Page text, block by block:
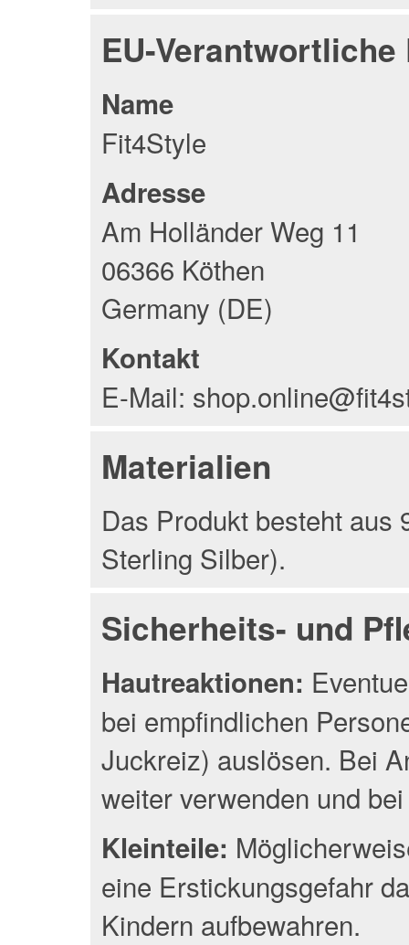
EU-Verantwortliche
Name
Fit4Style
Adresse
Am Holländer Weg 11
06366 Köthen
Germany (DE)
Kontakt
E-Mail:
Materialien
Das Produkt besteht aus
Sterling Silber).
Sicherheits- und
Hautreaktionen:
bei empfindlichen
Juckreiz) auslösen. Bei
weiter verwenden und
Kleinteile:
eine Erstickungsgefahr
Kindern aufbewahren.